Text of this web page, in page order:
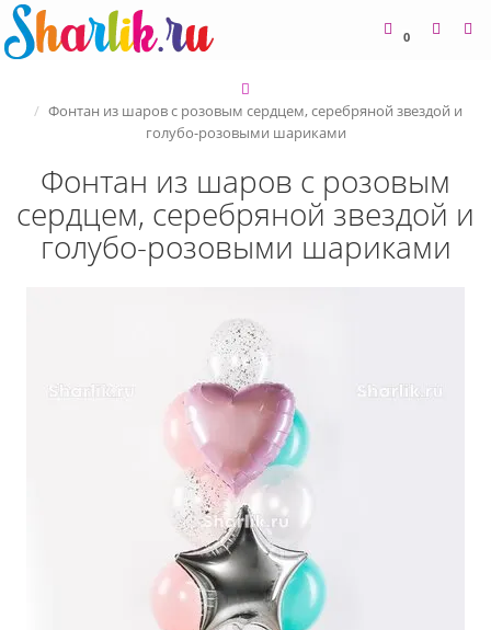
0
Фонтан из шаров с розовым сердцем, серебряной звездой и
голубо-розовыми шариками
Фонтан из шаров с розовым
сердцем, серебряной звездой и
голубо-розовыми шариками